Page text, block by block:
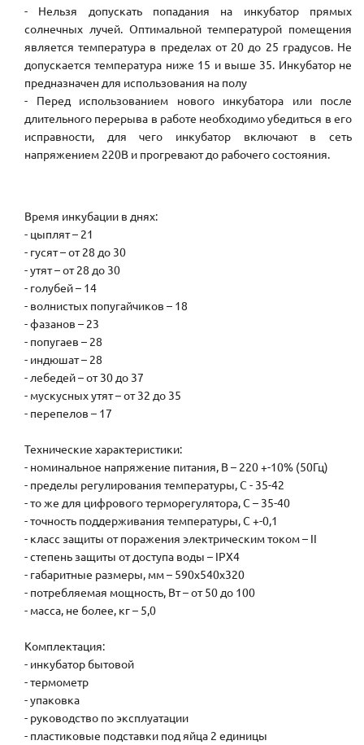
- Нельзя допускать попадания на инкубатор прямых
солнечных лучей. Оптимальной температурой помещения
является температура в пределах от 20 до 25 градусов. Не
допускается температура ниже 15 и выше 35. Инкубатор не
предназначен для использования на полу
- Перед использованием нового инкубатора или после
длительного перерыва в работе необходимо убедиться в его
исправности, для чего инкубатор включают в сеть
напряжением 220В и прогревают до рабочего состояния.
Время инкубации в днях:
- цыплят – 21
- гусят – от 28 до 30
- утят – от 28 до 30
- голубей – 14
- волнистых попугайчиков – 18
- фазанов – 23
- попугаев – 28
- индюшат – 28
- лебедей – от 30 до 37
- мускусных утят – от 32 до 35
- перепелов – 17
Технические характеристики:
- номинальное напряжение питания, В – 220 +-10% (50Гц)
- пределы регулирования температуры, С - 35-42
- то же для цифрового терморегулятора, С – 35-40
- точность поддерживания температуры, С +-0,1
- класс защиты от поражения электрическим током – II
- степень защиты от доступа воды – IPX4
- габаритные размеры, мм – 590х540х320
- потребляемая мощность, Вт – от 50 до 100
- масса, не более, кг – 5,0
Комплектация:
- инкубатор бытовой
- термометр
- упаковка
- руководство по эксплуатации
- пластиковые подставки под яйца 2 единицы